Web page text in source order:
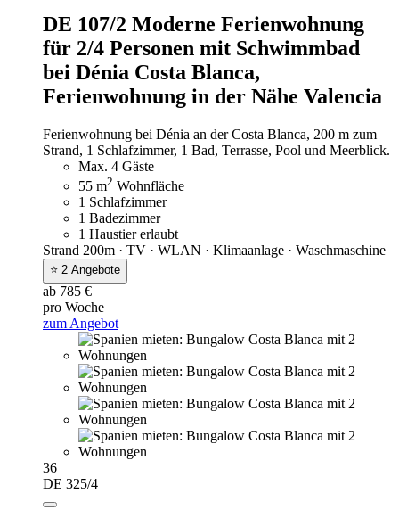
DE 107/2 Moderne Ferienwohnung
für 2/4 Personen mit Schwimmbad
bei Dénia Costa Blanca,
Ferienwohnung in der Nähe Valencia
Ferienwohnung bei Dénia an der Costa Blanca, 200 m zum
Strand, 1 Schlafzimmer, 1 Bad, Terrasse, Pool und Meerblick.
Max. 4 Gäste
55 m2 Wohnfläche
1 Schlafzimmer
1 Badezimmer
1 Haustier erlaubt
Strand 200m · TV · WLAN · Klimaanlage · Waschmaschine
⭐ 2 Angebote
ab 785 €
pro Woche
zum Angebot
36
DE 325/4